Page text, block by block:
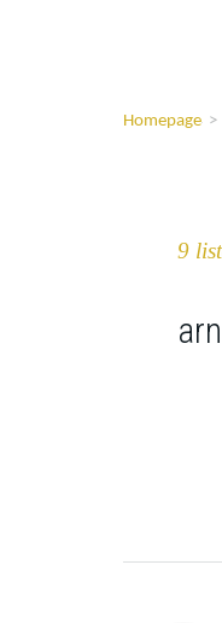
Homepage >
9